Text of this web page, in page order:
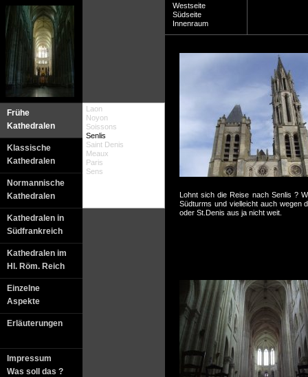
Frühe
Kathedralen
Klassische
Kathedralen
Normannische
Kathedralen
Kathedralen in
Südfrankreich
Kathedralen im
Hl. Röm. Reich
Einzelne
Aspekte
Erläuterungen
Impressum
Was soll das ?
Laon
Noyon
Soissons
Senlis
Saint Denis
Meaux
Paris
Sens
Westseite
Südseite
Innenraum
Lohnt sich die Reise nach Senlis ?
Südturms und vielleicht auch wegen
oder St.Denis aus ja nicht weit.